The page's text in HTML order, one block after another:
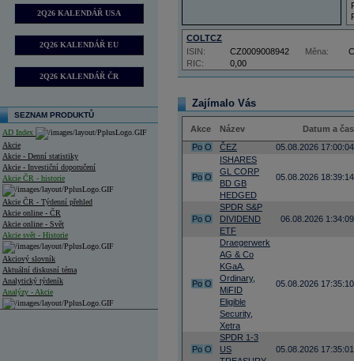
2Q26 KALENDÁŘ USA
2Q26 KALENDÁŘ EU
2Q26 KALENDÁŘ ČR
SEZNAM PRODUKTŮ
AD Index
Akcie
Akcie - Denní statistiky
Akcie - Investiční doporučení
Akcie ČR - historie
Akcie ČR - Týdenní přehled
Akcie online - ČR
Akcie online - Svět
Akcie svět - Historie
Akciový slovník
Aktuální diskusní téma
Analytický týdeník
Analýzy - Akcie
COLTCZ
RIC: 0,00
ISIN: CZ0009008942 Měna:
Zajímalo Vás
Akce Název
Datum a čas
Po O ČEZ 05.08.2026 17:00:04
Po O
ISHARES
GL CORP
BD GB
HEDGED
05.08.2026 18:39:14
Po O
SPDR S&P
DIVIDEND
ETF
06.08.2026 1:34:09
Po O
Draegerwerk
AG & Co
KGaA,
Ordinary,
MiFID
Eligible
Security,
Xetra
05.08.2026 17:35:10
Po O
SPDR 1-3
US
05.08.2026 17:35:01